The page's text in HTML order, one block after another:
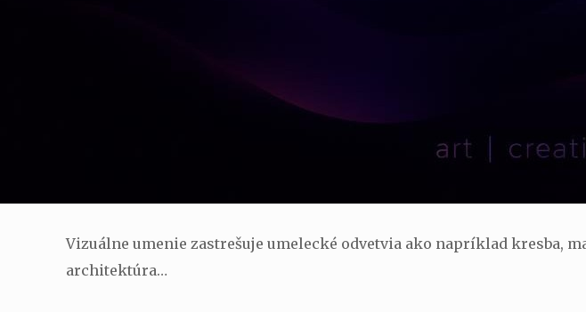
Vizuálne umenie zastrešuje umelecké odvetvia ako napríklad kresba,
architektúra…